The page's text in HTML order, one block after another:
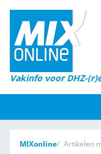
Vakinfo voor DHZ-
Home
Magazines
DHZ Sessie
Marktcijfers
MIXonline Artikelen